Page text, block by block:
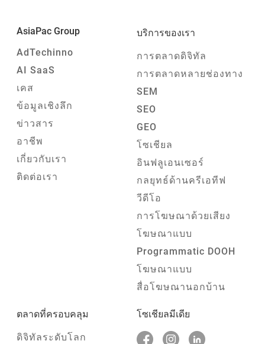
โซเชียลมีเดีย
AsiaPac Group
AdTechinno
AI SaaS
เคส
ข้อมูลเชิงลึก
ข่าวสาร
อาชีพ
เกี่ยวกับเรา
ติดต่อเรา
บริการของเรา
การตลาดดิจิทัล
การตลาดหลายช่องทาง
SEM
SEO
GEO
โซเชียล
อินฟลูเอนเซอร์
กลยุทธ์ด้านครีเอทีฟ
วีดีโอ
การโฆษณาด้วยเสียง
โฆษณาแบบ
Programmatic DOOH
โฆษณาแบบ
สื่อโฆษณานอกบ้าน
ตลาดที่ครอบคลุม
ดิจิทัลระดับโลก